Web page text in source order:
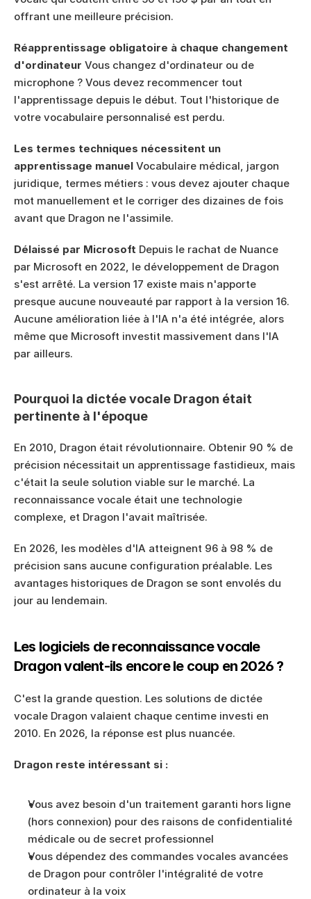
offrant une meilleure précision.
Réapprentissage obligatoire à chaque changement
d'ordinateur Vous changez d'ordinateur ou de
microphone ? Vous devez recommencer tout
l'apprentissage depuis le début. Tout l'historique de
votre vocabulaire personnalisé est perdu.
Les termes techniques nécessitent un
apprentissage manuel Vocabulaire médical, jargon
juridique, termes métiers : vous devez ajouter chaque
mot manuellement et le corriger des dizaines de fois
avant que Dragon ne l'assimile.
Délaissé par Microsoft Depuis le rachat de Nuance
par Microsoft en 2022, le développement de Dragon
s'est arrêté. La version 17 existe mais n'apporte
presque aucune nouveauté par rapport à la version 16.
Aucune amélioration liée à l'IA n'a été intégrée, alors
même que Microsoft investit massivement dans l'IA
par ailleurs.
Pourquoi la dictée vocale Dragon était
pertinente à l'époque
En 2010, Dragon était révolutionnaire. Obtenir 90 % de
précision nécessitait un apprentissage fastidieux, mais
c'était la seule solution viable sur le marché. La
reconnaissance vocale était une technologie
complexe, et Dragon l'avait maîtrisée.
En 2026, les modèles d'IA atteignent 96 à 98 % de
précision sans aucune configuration préalable. Les
avantages historiques de Dragon se sont envolés du
jour au lendemain.
Les logiciels de reconnaissance vocale
Dragon valent-ils encore le coup en 2026 ?
C'est la grande question. Les solutions de dictée
vocale Dragon valaient chaque centime investi en
2010. En 2026, la réponse est plus nuancée.
Dragon reste intéressant si :
Vous avez besoin d'un traitement garanti hors ligne
(hors connexion) pour des raisons de confidentialité
médicale ou de secret professionnel
Vous dépendez des commandes vocales avancées
de Dragon pour contrôler l'intégralité de votre
ordinateur à la voix